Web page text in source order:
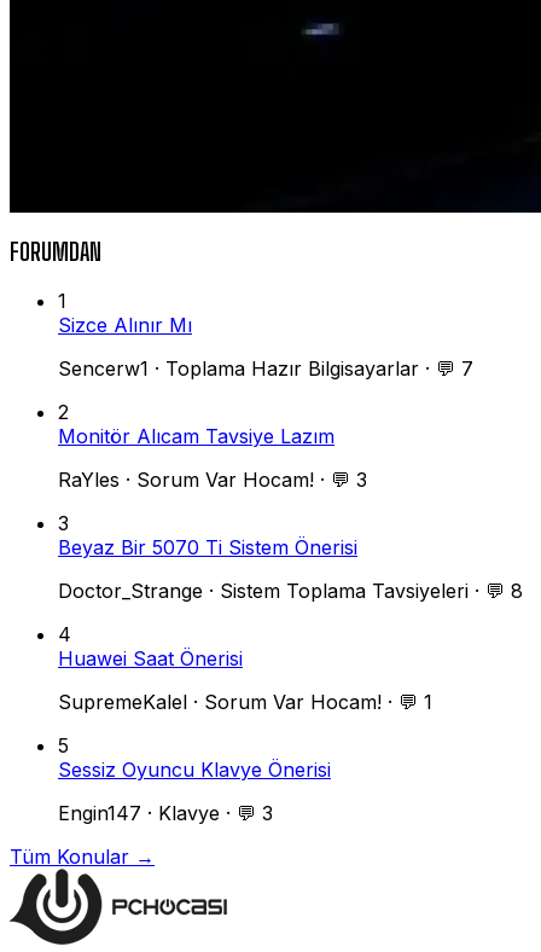
FORUMDAN
1
Sizce Alınır Mı
Sencerw1 · Toplama Hazır Bilgisayarlar · 💬 7
2
Monitör Alıcam Tavsiye Lazım
RaYles · Sorum Var Hocam! · 💬 3
3
Beyaz Bir 5070 Ti Sistem Önerisi
Doctor_Strange · Sistem Toplama Tavsiyeleri · 💬 8
4
Huawei Saat Önerisi
SupremeKalel · Sorum Var Hocam! · 💬 1
5
Sessiz Oyuncu Klavye Önerisi
Engin147 · Klavye · 💬 3
Tüm Konular →